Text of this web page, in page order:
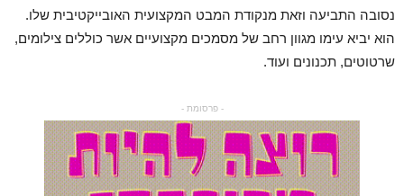
נסובה התביעה וזאת מנקודת המבט המקצועית האובייקטיבית שלו.
הוא יביא עימו מגוון רחב של מסמכים מקצועיים אשר כוללים צילומים,
שרטוטים, תכנונים ועוד.
- פרסומת -